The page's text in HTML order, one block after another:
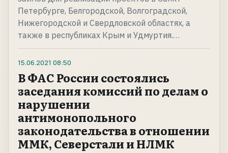
Петербурге, Белгородской, Волгоградской,
Нижегородской и Свердловской областях, а
также в республиках Крым и Удмуртия.…
15.06.2021 08:50
В ФАС России состоялись
заседания комиссий по делам о
нарушении
антимонопольного
законодательства в отношении
ММК, Северстали и НЛМК